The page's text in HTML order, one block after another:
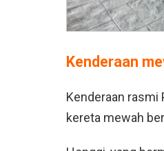
Kenderaan
Kenderaan rasmi
kereta mewah